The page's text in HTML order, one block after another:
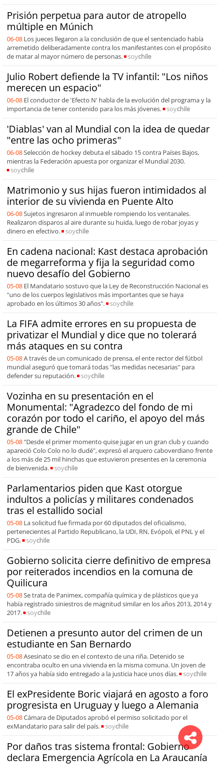
Prisión perpetua para autor de atropello
múltiple en Múnich
06-08 Los jueces llegaron a la conclusión de que el sentenciado había
arremetido deliberadamente contra los manifestantes con el propósito
de matar al mayor número de personas.
soychile
Julio Robert defiende la TV infantil: "Los niños
merecen un espacio"
06-08 El conductor de 'Efecto N' habla de la evolución del programa y la
importancia de tener contenido para los más jóvenes.
soychile
'Diablas' van al Mundial con la idea de quedar
"entre las ocho primeras"
06-08Selección de hockey debuta el sábado 15 contra Países Bajos,
mientras la Federación apuesta por organizar el Mundial 2030.
soychile
Matrimonio y sus hijas fueron intimidados al
interior de su vivienda en Puente Alto
06-08Sujetos ingresaron al inmueble rompiendo los ventanales.
Realizaron disparos al aire durante su huida, luego de robar joyas y
dinero en efectivo.
soychile
En cadena nacional: Kast destaca aprobación
de megarreforma y fija la seguridad como
nuevo desafío del Gobierno
05-08 El Mandatario sostuvo que la Ley de Reconstrucción Nacional es
"uno de los cuerpos legislativos más importantes que se haya
aprobado en los últimos 30 años".
soychile
La FIFA admite errores en su propuesta de
privatizar el Mundial y dice que no tolerará
más ataques en su contra
05-08A través de un comunicado de prensa, el ente rector del fútbol
mundial aseguró que tomará todas "las medidas necesarias" para
defender su reputación.
soychile
Vozinha en su presentación en el
Monumental: "Agradezco del fondo de mi
corazón por todo el cariño, el apoyo del más
grande de Chile"
05-08 "Desde el primer momento quise jugar en un gran club y cuando
apareció Colo Colo no lo dudé", expresó el arquero caboverdiano frente
a los más de 25 mil hinchas que estuvieron presentes en la ceremonia
de bienvenida.
soychile
Parlamentarios piden que Kast otorgue
indultos a policías y militares condenados
tras el estallido social
05-08 La solicitud fue firmada por 60 diputados del oficialismo,
pertenecientes al Partido Republicano, la UDI, RN, Evópoli, el PNL y el
PDG.
soychile
Gobierno solicita cierre definitivo de empresa
por reiterados incendios en la comuna de
Quilicura
05-08Se trata de Panimex, compañía química y de plásticos que ya
había registrado siniestros de magnitud similar en los años 2013, 2014 y
2017.
soychile
Detienen a presunto autor del crimen de un
estudiante en San Bernardo
05-08Asesinato se dio en el contexto de una riña. Detenido se
encontraba oculto en una vivienda en la misma comuna. Un joven de
17 años ya había sido entregado a la justicia hace unos días.
soychile
El exPresidente Boric viajará en agosto a foro
progresista en Uruguay y luego a Alemania
05-08Cámara de Diputados aprobó el permiso solicitado por el
exMandatario para salir del país.
soychile
Por daños tras sistema frontal: Gobierno
declara Emergencia Agrícola en La Araucanía